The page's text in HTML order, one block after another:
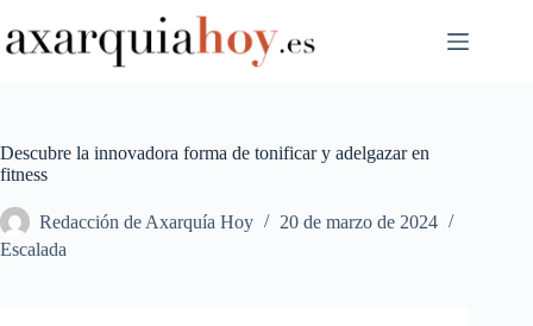
al
contenido
Descubre la innovadora forma de tonificar y adelgazar en
fitness
Redacción de Axarquía Hoy
20 de marzo de 2024
Escalada